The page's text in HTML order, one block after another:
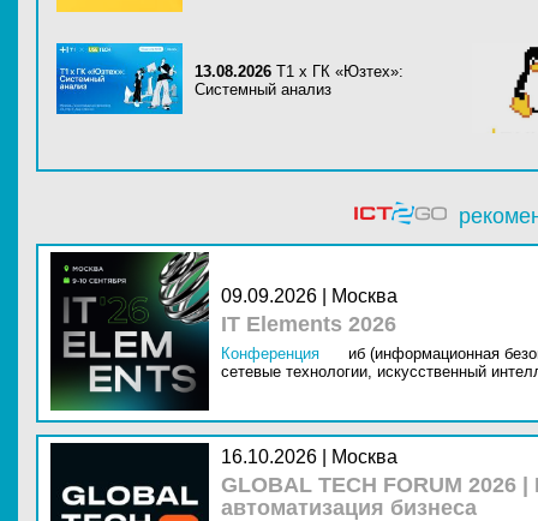
13.08.2026 Т1 x ГК «Юзтех»:
Системный анализ
09.09.2026 | Москва
IT Elements 2026
Конференция
иб (информационная
сетевые технологии, искусственный
16.10.2026 | Москва
GLOBAL TECH FORUM
автоматизация бизнеса